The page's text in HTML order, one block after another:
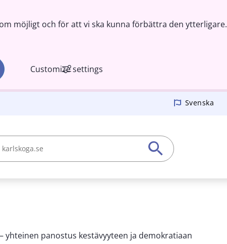
möjligt och för att vi ska kunna förbättra den ytterligare.
Customize settings
Svenska
yhteinen panostus kestävyyteen ja demokratiaan